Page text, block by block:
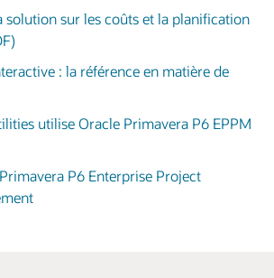
solution sur les coûts et la planification
: la référence en matière de
utilise Oracle Primavera P6 EPPM
P6 Enterprise Project